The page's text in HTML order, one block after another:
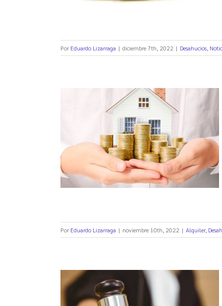
Por Eduardo Lizarraga | diciembre 7th, 2022 | Desahucios,
Por Eduardo Lizarraga | noviembre 10th, 2022 | Alquiler,